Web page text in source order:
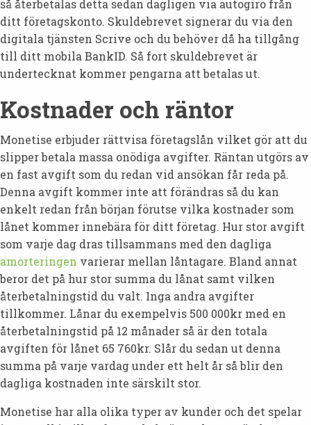
så återbetalas detta sedan dagligen via autogiro från
ditt företagskonto. Skuldebrevet signerar du via den
digitala tjänsten Scrive och du behöver då ha tillgång
till ditt mobila BankID. Så fort skuldebrevet är
undertecknat kommer pengarna att betalas ut.
Kostnader och räntor
Monetise erbjuder rättvisa företagslån vilket gör att du
slipper betala massa onödiga avgifter. Räntan utgörs av
en fast avgift som du redan vid ansökan får reda på.
Denna avgift kommer inte att förändras så du kan
enkelt redan från början förutse vilka kostnader som
lånet kommer innebära för ditt företag. Hur stor avgift
som varje dag dras tillsammans med den dagliga
amorteringen varierar mellan låntagare. Bland annat
beror det på hur stor summa du lånat samt vilken
återbetalningstid du valt. Inga andra avgifter
tillkommer. Lånar du exempelvis 500 000kr med en
återbetalningstid på 12 månader så är den totala
avgiften för lånet 65 760kr. Slår du sedan ut denna
summa på varje vardag under ett helt år så blir den
dagliga kostnaden inte särskilt stor.
Monetise har alla olika typer av kunder och det spelar